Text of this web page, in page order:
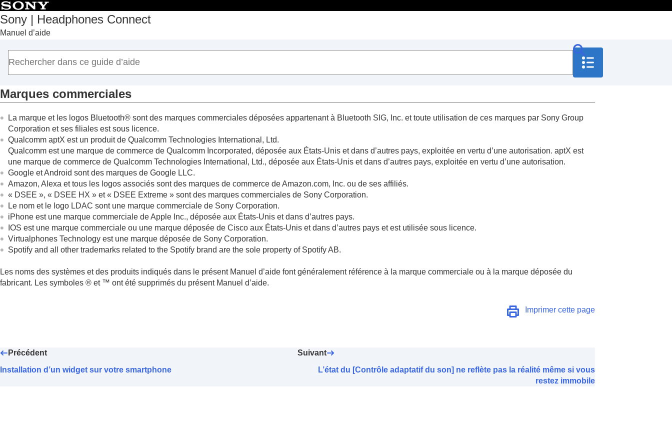
Sony | Headphones Connect
Manuel d’aide
Accueil
Mise en route
Mode de fonctionnement
Informations importantes
Marques commerciales
Dépannage
Accessibilité
Marques commerciales
La marque et les logos Bluetooth® sont des marques commerciales déposées appartenant à Bluetooth SIG, Inc. et toute utilisation de ces marques par Sony Group
Corporation et ses filiales est sous licence.
Qualcomm aptX est un produit de Qualcomm Technologies International, Ltd.
Qualcomm est une marque de commerce de Qualcomm Incorporated, déposée aux États-Unis et dans d’autres pays, exploitée en vertu d’une autorisation. aptX est
une marque de commerce de Qualcomm Technologies International, Ltd., déposée aux États-Unis et dans d’autres pays, exploitée en vertu d’une autorisation.
Google etAndroid sont des marques de Google LLC.
Amazon, Alexa et tous les logos associés sont des marques de commerce deAmazon.com, Inc. ou de ses affiliés.
« DSEE », « DSEE HX » et « DSEE Extreme » sont des marques commerciales de Sony Corporation.
Le nom et le logo LDAC sont une marque commerciale de Sony Corporation.
iPhone est une marque commerciale deApple Inc., déposée aux États-Unis et dans d’autres pays.
IOS est une marque commerciale ou une marque déposée de Cisco aux États-Unis et dans d’autres pays et est utilisée sous licence.
Virtualphones Technology est une marque déposée de Sony Corporation.
Spotify and all other trademarks related to the Spotify brand are the sole property of Spotify AB.
Les noms des systèmes et des produits indiqués dans le présent Manuel d’aide font généralement référence à la marque commerciale ou à la marque déposée du
fabricant. Les symboles ® et ™ ont été supprimés du présent Manuel d’aide.
Imprimer cette page
Précédent
Installation d’un widget sur votre smartphone
Suivant
L’état du [Contrôle adaptatif du son] ne reflète pas la réalité même si vous
restez immobile